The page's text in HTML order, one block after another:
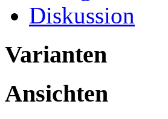
Diskussion
Varianten
Ansichten